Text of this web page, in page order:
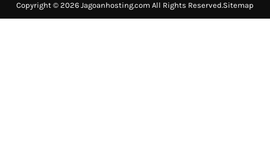
Copyright © 2026 Jagoanhosting.com All Rights Reserved.Sitemap